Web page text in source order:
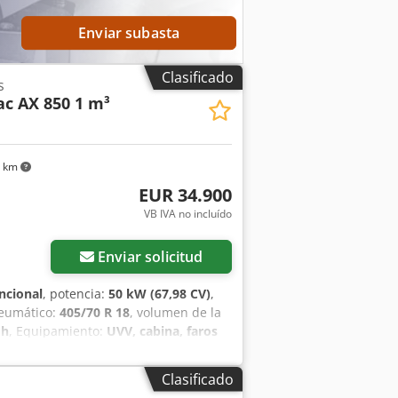
Ejes planetarios con diferencial de
suave con joystick Dkodpfx
Deutz TD 2.9 L4, refrigerado por
Enviar subasta
Clasificado
AX 850 1 m³
EUR 34.900
VB IVA no incluído
Enviar solicitud
, potencia: 50 kW (67,98 CV),
405/70 R 18, volumen de la
, Equipamiento: UVV, cabina, faros
trasero
hidráulicos para 1er circuito
Hsfx Aqrekr Caja deClasificado